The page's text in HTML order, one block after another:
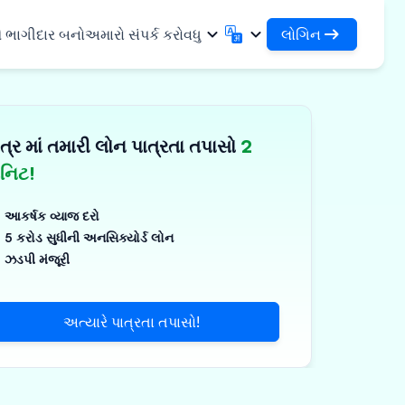
અને ઔદ્યોગિક
અને મેડિકલ
અને નાના ઉપકરણો
બનોઅમારો સંપર્ક કરોવધુ
हिन्दी
ଓଡ଼ିଆ
తెలుగు
Telugu
বাংলা
લોગિન
DSA તરીકે લોગિન કરો
માં તમારી લોન પાત્રતા તપાસો 2
આકર્ષક વ્યાજ દરો
5 કરોડ સુધીની અનસિક્યોર્ડ લોન
ઝડપી મંજૂરી
અત્યારે પાત્રતા તપાસો!